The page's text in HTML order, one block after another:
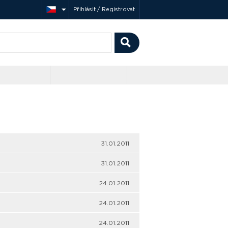
Přihlásit / Registrovat
31.01.2011
31.01.2011
24.01.2011
24.01.2011
24.01.2011